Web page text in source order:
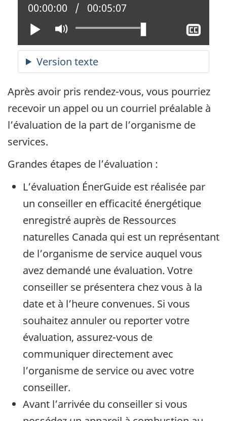
Lire
Activer
le
mode
muet
Position actuelle :
00:00:00 Temps total :
00:05:07
le
Après avoir pris rendez-vous, vous pourriez
recevoir un appel ou un courriel préalable à
l’évaluation de la part de l’organisme de
services.
Grandes étapes de l’évaluation :
L’évaluation ÉnerGuide est réalisée par
un conseiller en efficacité énergétique
enregistré auprès de Ressources
naturelles Canada qui est un représentant
de l’organisme de service auquel vous
avez demandé une évaluation. Votre
conseiller se présentera chez vous à la
date et à l’heure convenues. Si vous
souhaitez annuler ou reporter votre
évaluation, assurez-vous de
communiquer directement avec
l’organisme de service ou avec votre
conseiller.
Avant l’arrivée du conseiller si vous